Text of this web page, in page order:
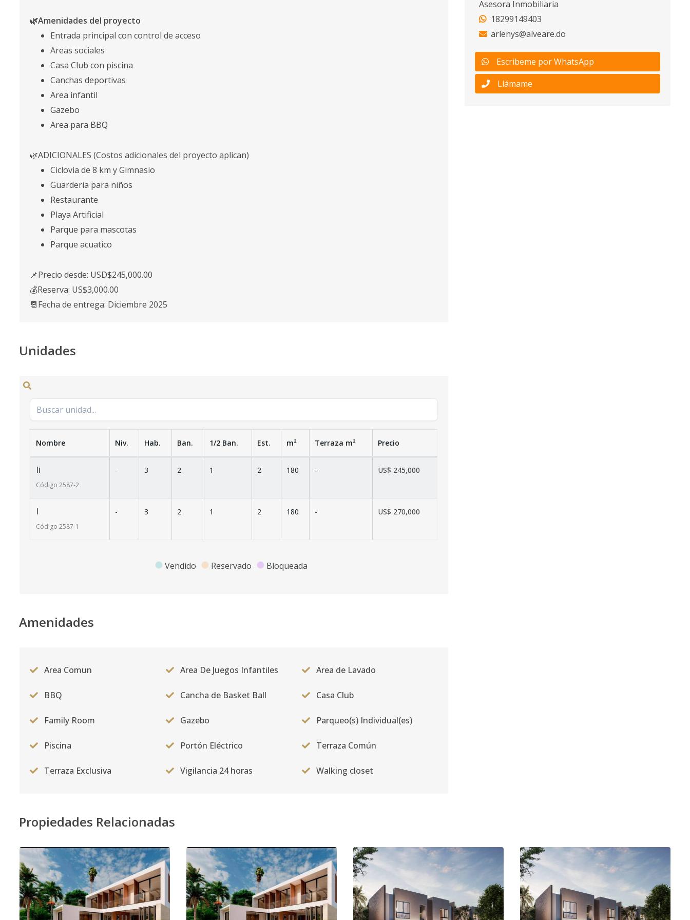
🌿Amenidades del proyecto
Entrada principal con control de acceso
Areas sociales
Casa Club con piscina
Canchas deportivas
Area infantil
Gazebo
Area para BBQ
🌿ADICIONALES (Costos adicionales del proyecto aplican)
Ciclovia de 8 km y Gimnasio
Guarderia para niños
Restaurante
Playa Artificial
Parque para mascotas
Parque acuatico
📌Precio desde: USD$245,000.00
💰Reserva: US$3,000.00
📆Fecha de entrega: Diciembre 2025
Unidades
Nombre Niv. Hab. Ban. 1/2 Ban. Est. m² Terraza m² Precio
Ii
Código 2587-2
- 3 2 1 2 180 - US$ 245,000
I
Código 2587-1
- 3 2 1 2 180 - US$ 270,000
Vendido Reservado Bloqueada
Amenidades
Area Comun Area De Juegos Infantiles Area de Lavado
BBQ Cancha de Basket Ball Casa Club
Family Room Gazebo Parqueo(s) Individual(es)
Piscina Portón Eléctrico Terraza Común
Terraza Exclusiva Vigilancia 24 horas Walking closet
Asesora Inmobiliaria
18299149403
arlenys@alveare.do
Escribeme por WhatsApp
Llámame
Propiedades Relacionadas